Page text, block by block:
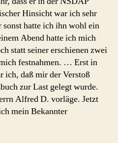
Hinsicht war ich sehr
hatte ich ihn wohl ein
Abend hatte ich mich
statt seiner erschienen zwei
festnahmen. … Erst in
ich, daß mir der Verstoß
zur Last gelegt wurde.
Alfred D. vorläge. Jetzt
mein Bekannter